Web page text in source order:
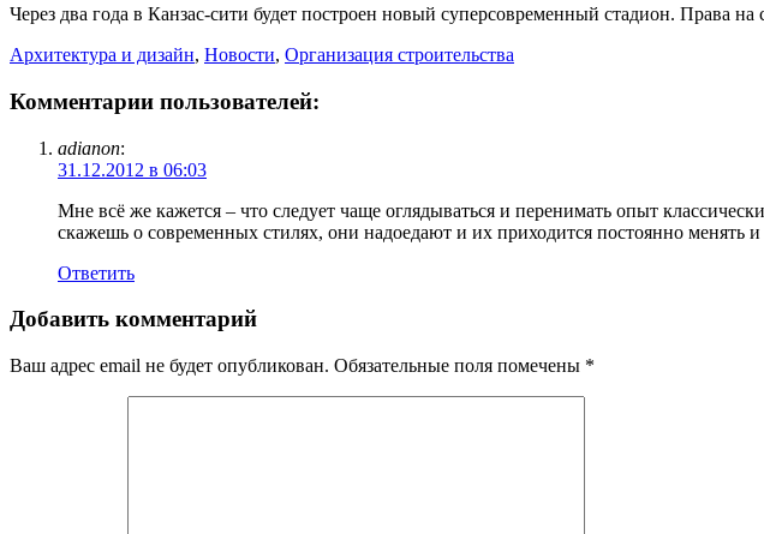
Через два года в Канзас-сити будет построен новый суперсовременный стадион. Права
Архитектура и дизайн, Новости, Организация строительства
Комментарии пользователей:
adianon:
31.12.2012 в 06:03
Мне всё же кажется – что следует чаще оглядываться и перенимать опыт
скажешь о современных стилях, они надоедают и их приходится постоянно менять
Ответить
Добавить комментарий
Ваш адрес email не будет опубликован. Обязательные поля помечены *